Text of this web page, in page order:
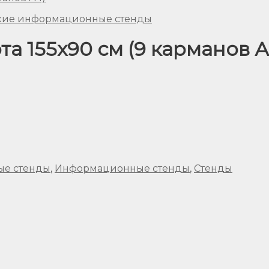
информационные стенды
155х90 см (9 карманов
стенды, Информационные стенды, Стенды